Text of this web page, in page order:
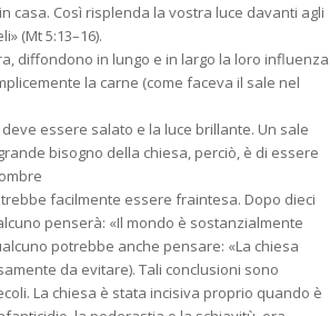
casa. Così risplenda la vostra luce davanti agli
(Mt 5:13–16).
diffondono in lungo e in largo la loro influenza.
la carne (come faceva il sale nel
essere salato e la luce brillante. Un sale
bisogno della chiesa, perciò, è di essere
facilmente essere fraintesa. Dopo dieci
penserà: «Il mondo è sostanzialmente
potrebbe anche pensare: «La chiesa
da evitare). Tali conclusioni sono
La chiesa è stata incisiva proprio quando è